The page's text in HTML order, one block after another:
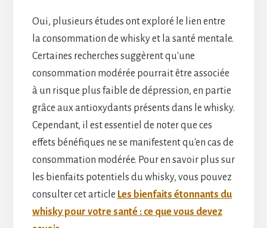
Oui, plusieurs études ont exploré le lien entre
la consommation de whisky et la santé mentale.
Certaines recherches suggèrent qu'une
consommation modérée pourrait être associée
à un risque plus faible de dépression, en partie
grâce aux antioxydants présents dans le whisky.
Cependant, il est essentiel de noter que ces
effets bénéfiques ne se manifestent qu'en cas de
consommation modérée. Pour en savoir plus sur
les bienfaits potentiels du whisky, vous pouvez
consulter cet article Les bienfaits étonnants du
whisky pour votre santé : ce que vous devez